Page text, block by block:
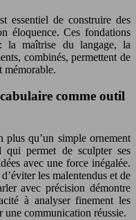
essentiel de construire des
éloquence. Ces fondations
la maîtrise du langage, la
combinés, permettent de
mémorable.
comme outil
qu’un simple ornement
qui permet de sculpter ses
avec une force inégalée.
les malentendus et de
avec précision démontre
à analyser finement les
une communication réussie.